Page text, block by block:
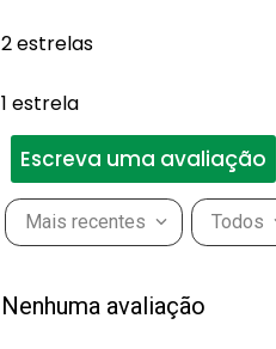
2 estrelas
1 estrela
Escreva uma avaliação
Mais recentes Todos
Nenhuma avaliação